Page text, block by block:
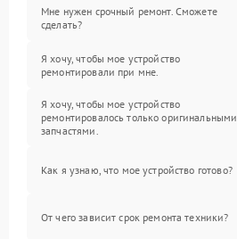
Мне нужен срочный ремонт. Сможете
сделать?
Я хочу, чтобы мое устройство
ремонтировали при мне.
Я хочу, чтобы мое устройство
ремонтировалось только оригинальными
запчастями.
Как я узнаю, что мое устройство готово?
От чего зависит срок ремонта техники?